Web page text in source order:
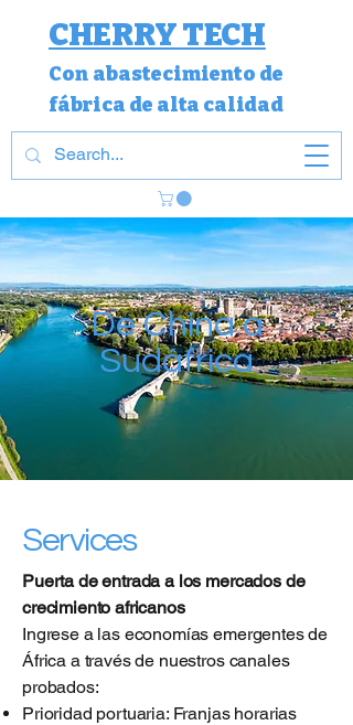
CHERRY TECH
Con abastecimiento de
fábrica de alta calidad
De China a
Sudáfrica
Services
Puerta de entrada a los mercados de
crecimiento africanos
Ingrese a las economías emergentes de
África a través de nuestros canales
probados:
Prioridad portuaria: Franjas horarias